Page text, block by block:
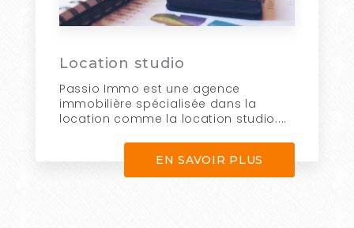
Location studio
Passio Immo est une agence
immobilière spécialisée dans la
location comme la location studio....
EN SAVOIR PLUS